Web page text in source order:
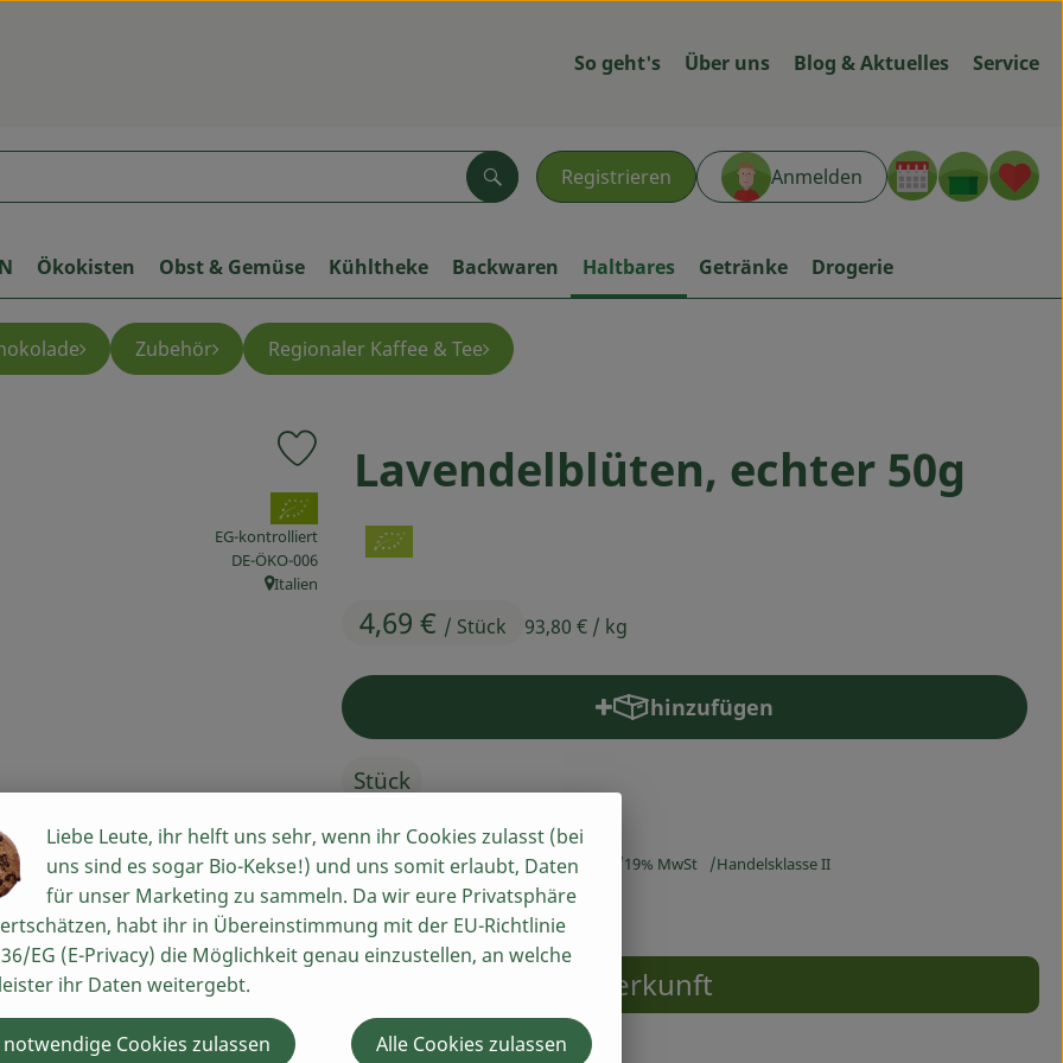
So geht's Über uns Blog & Aktuelles Service
Registrieren Anmelden
Suchen
Ökokisten Obst & Gemüse Kühltheke Backwaren Haltbares Getränke Drogerie
Zubehör Regionaler Kaffee & Tee
Lavendelblüten, echter 50g
4,69 € / Stück 93,80 € / kg
Produkt zu Favouriten hinzufügen
, Verband:
EG-kontrolliert
, Kontrollstelle:
DE-ÖKO-006
, Herkunft:
Italien
hinzufügen
Produkt zum Warenkorb hinzufügen
Stück
#54017 4,69 €/ Stück 93,80 €/ kg 19% MwSt Handelsklasse II
Rezepte
Herkunft
keine passenden Rezepte gefunden.
Liebe Leute, ihr helft uns sehr, wenn ihr Cookies zulasst (bei
uns sind es sogar Bio-Kekse!) und uns somit erlaubt, Daten
für unser Marketing zu sammeln. Da wir eure Privatsphäre
habt ihr in Übereinstimmung mit der EU-Richtlinie
EG (E-Privacy) die Möglichkeit genau einzustellen, an welche
ihr Daten weitergebt.
Cookies zulassen Alle Cookies zulassen